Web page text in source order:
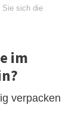
Sie sich die
im
verpacken